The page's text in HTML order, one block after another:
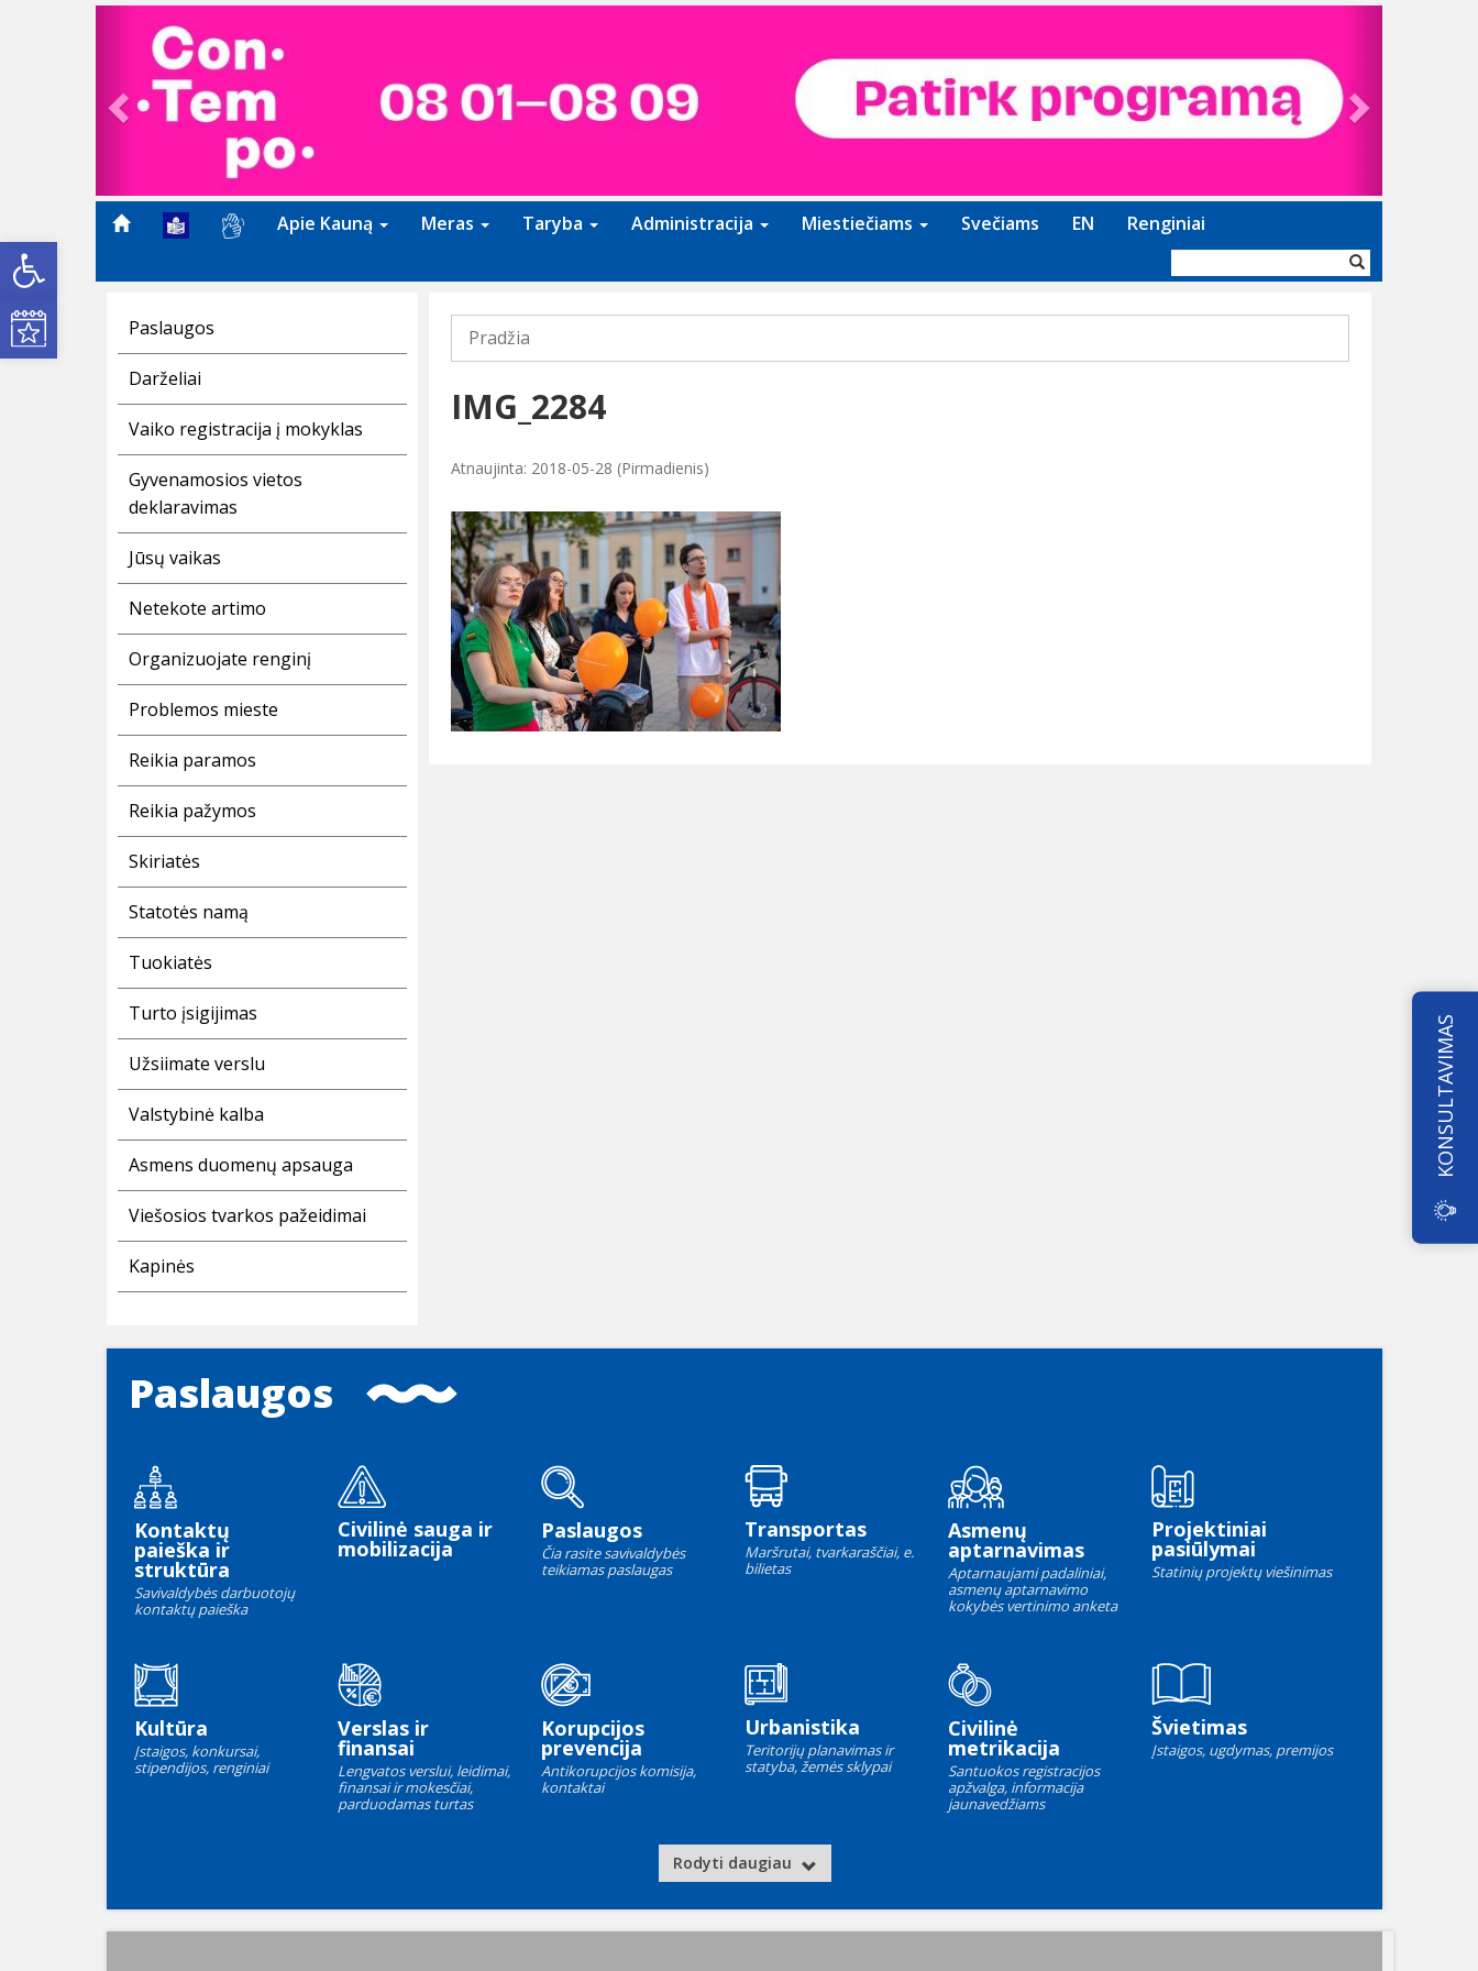
Open toolbar
Kultūros renginiai
Previous
Apie Kauną Meras Taryba Administracija Miestiečiams Svečiams EN Renginiai
forma
Paslaugos
Darželiai
Vaiko registracija į mokyklas
Gyvenamosios vietos
deklaravimas
Jūsų vaikas
Netekote artimo
Organizuojate renginį
Problemos mieste
Reikia paramos
Reikia pažymos
Skiriatės
Statotės namą
Tuokiatės
Turto įsigijimas
Užsiimate verslu
Valstybinė kalba
Asmens duomenų apsauga
Viešosios tvarkos pažeidimai
Kapinės
Pradžia
IMG_2284
Atnaujinta: 2018-05-28 (Pirmadienis)
Paslaugos
Kontaktų
paieška ir
struktūra
Savivaldybės darbuotojų
kontaktų paieška
Civilinė sauga ir
mobilizacija
Paslaugos
Čia rasite savivaldybės
teikiamas paslaugas
Transportas
Maršrutai, tvarkaraščiai, e.
bilietas
Asmenų
aptarnavimas
Aptarnaujami padaliniai,
asmenų aptarnavimo
kokybės vertinimo anketa
Projektiniai
pasiūlymai
Statinių projektų viešinimas
Kultūra
Įstaigos, konkursai,
stipendijos, renginiai
Verslas ir
finansai
Lengvatos verslui, leidimai,
finansai ir mokesčiai,
parduodamas turtas
Korupcijos
prevencija
Antikorupcijos komisija,
kontaktai
Urbanistika
Teritorijų planavimas ir
statyba, žemės sklypai
Civilinė
metrikacija
Santuokos registracijos
apžvalga, informacija
jaunavedžiams
Švietimas
Įstaigos, ugdymas, premijos
Rodyti daugiau
KONSULTAVIMAS